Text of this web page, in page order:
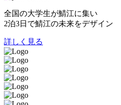
全国の大学生が鯖江に集い
2泊3日で鯖江の未来をデザイン
詳しく見る